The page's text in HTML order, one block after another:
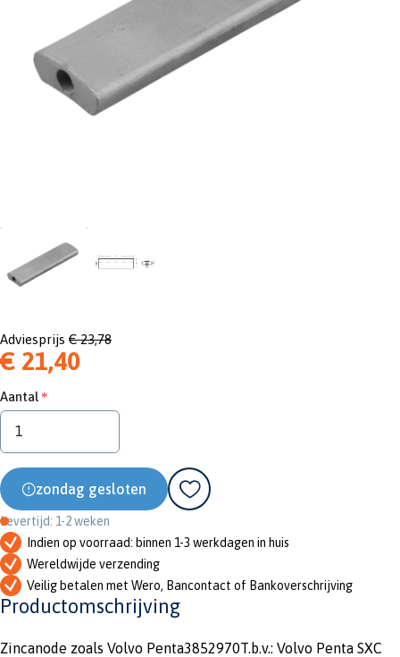
Adviesprijs € 23,78
€ 21,40
Aantal
zondag gesloten
Levertijd: 1-2 weken
Indien op voorraad: binnen 1-3 werkdagen in huis
Wereldwijde verzending
Veilig betalen met Wero, Bancontact of Bankoverschrijving
Productomschrijving
Zincanode zoals Volvo Penta3852970T.b.v.: Volvo Penta SXC